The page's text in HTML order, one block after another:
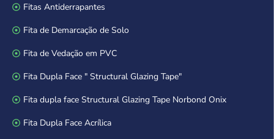
Fitas Antiderrapantes
Fita de Demarcação de Solo
Fita de Vedação em PVC
Fita Dupla Face " Structural Glazing Tape"
Fita dupla face Structural Glazing Tape Norbond Onix
Fita Dupla Face Acrílica